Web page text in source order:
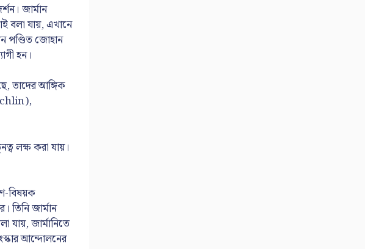
জার্মান
বলা যায়, এখানে
পণ্ডিত জোহান
হন।
তাদের আঙ্গিক
লক্ষ করা যায়।
বিষয়ক
তিনি জার্মান
যায়, জার্মানিতে
আন্দোলনের